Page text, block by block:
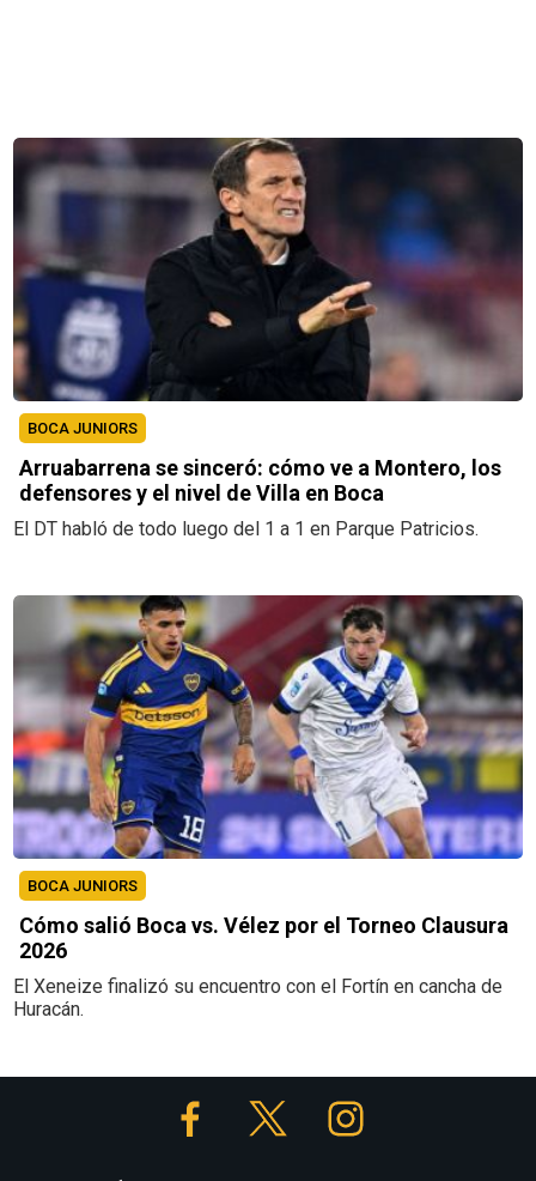
BOCA JUNIORS
Arruabarrena se sinceró: cómo ve a Montero, los
defensores y el nivel de Villa en Boca
El DT habló de todo luego del 1 a 1 en Parque Patricios.
BOCA JUNIORS
Cómo salió Boca vs. Vélez por el Torneo Clausura
2026
El Xeneize finalizó su encuentro con el Fortín en cancha de
Huracán.